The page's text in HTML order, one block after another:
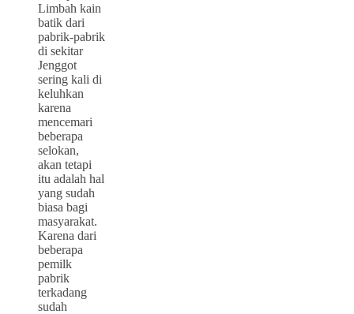
Limbah kain
batik dari
pabrik-pabrik
di sekitar
Jenggot
sering kali di
keluhkan
karena
mencemari
beberapa
selokan,
akan tetapi
itu adalah hal
yang sudah
biasa bagi
masyarakat.
Karena dari
beberapa
pemilk
pabrik
terkadang
sudah